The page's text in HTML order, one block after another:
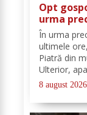
Opt
urma
ultimele
În urma
ultimele
Piatră din
Ulterior,
pe
din cadrul
8 august 2026